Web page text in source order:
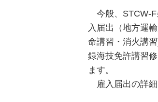
今般、STCW-F
入届出（地方運
命講習・消火講
録海技免許講習
ます。
雇入届出の詳細